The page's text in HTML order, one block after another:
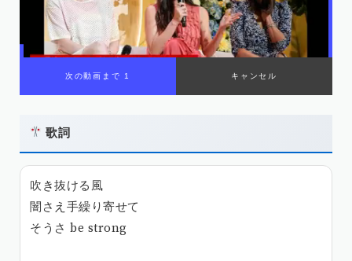
歌詞
吹き抜ける風
闇さえ手繰り寄せて
そうさ be strong